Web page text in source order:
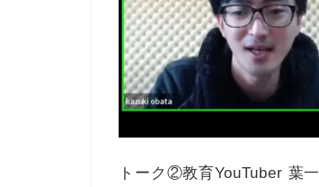
トーク②教育YouTuber 葉一